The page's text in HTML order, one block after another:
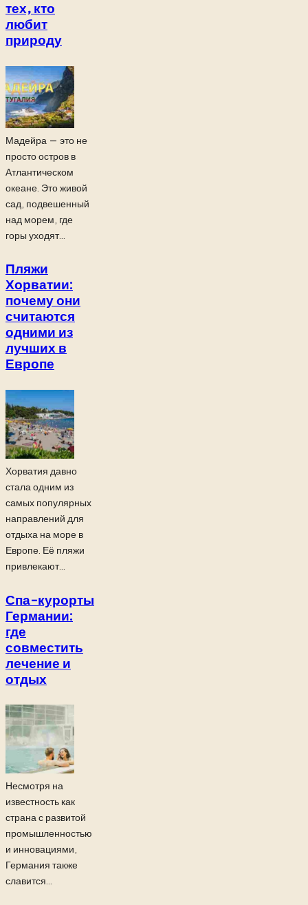
тех, кто
любит
природу
Мадейра — это не
просто остров в
Атлантическом
океане. Это живой
сад, подвешенный
над морем, где
горы уходят...
Пляжи
Хорватии:
почему они
считаются
одними из
лучших в
Европе
Хорватия давно
стала одним из
самых популярных
направлений для
отдыха на море в
Европе. Её пляжи
привлекают...
Спа-курорты
Германии:
где
совместить
лечение и
отдых
Несмотря на
известность как
страна с развитой
промышленностью
и инновациями,
Германия также
славится...